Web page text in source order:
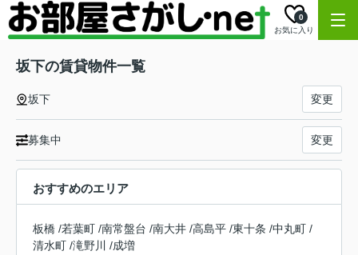
お気に入り
0
坂下の賃貸物件一覧
坂下 変更
募集中 変更
おすすめのエリア
板橋 /若葉町 /南常盤台 /南大井 /高島平 /東十条 /中丸町 /
清水町 /滝野川 /成増